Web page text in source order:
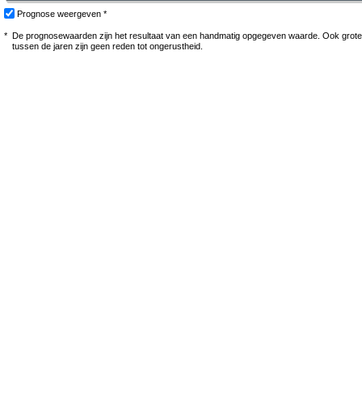
Prognose weergeven *
* De prognosewaarden zijn het resultaat van een handmatig opgegeven waarde. Ook
tussen de jaren zijn geen reden tot ongerustheid.